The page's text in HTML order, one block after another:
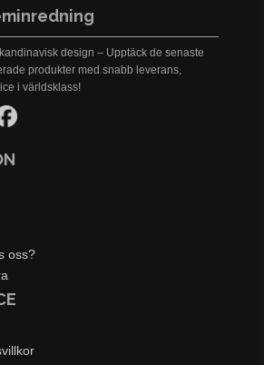
design – Upptäck de senaste
produkter med snabb leverans,
i världsklass!
oss?